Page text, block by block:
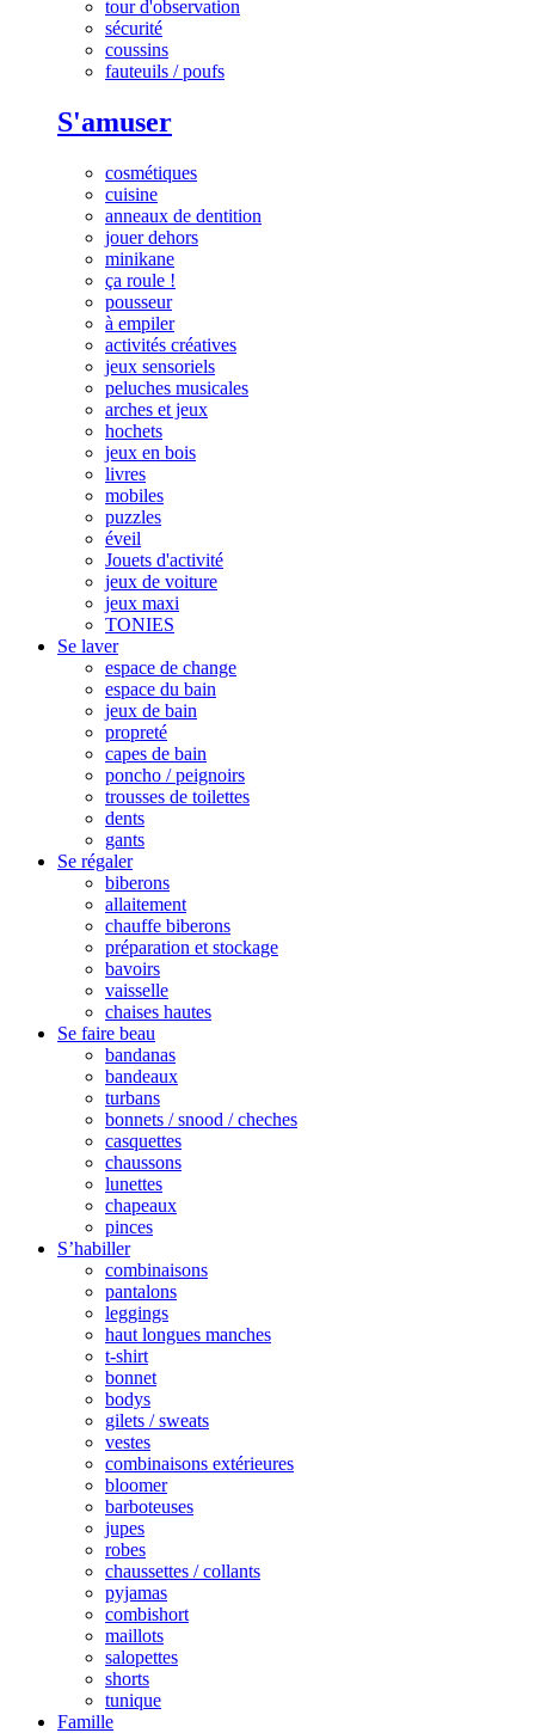
tour d'observation
sécurité
coussins
fauteuils / poufs
S'amuser
cosmétiques
cuisine
anneaux de dentition
jouer dehors
minikane
ça roule !
pousseur
à empiler
activités créatives
jeux sensoriels
peluches musicales
arches et jeux
hochets
jeux en bois
livres
mobiles
puzzles
éveil
Jouets d'activité
jeux de voiture
jeux maxi
TONIES
Se laver
espace de change
espace du bain
jeux de bain
propreté
capes de bain
poncho / peignoirs
trousses de toilettes
dents
gants
Se régaler
biberons
allaitement
chauffe biberons
préparation et stockage
bavoirs
vaisselle
chaises hautes
Se faire beau
bandanas
bandeaux
turbans
bonnets / snood / cheches
casquettes
chaussons
lunettes
chapeaux
pinces
S’habiller
combinaisons
pantalons
leggings
haut longues manches
t-shirt
bonnet
bodys
gilets / sweats
vestes
combinaisons extérieures
bloomer
barboteuses
jupes
robes
chaussettes / collants
pyjamas
combishort
maillots
salopettes
shorts
tunique
Famille